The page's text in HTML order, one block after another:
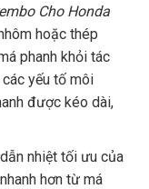
Cho Honda
hoặc thép
phanh khỏi tác
yếu tố môi
được kéo dài,
nhiệt tối ưu của
hơn từ má